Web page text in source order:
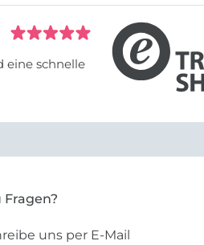
eine schnelle
Fragen?
uns per E-Mail